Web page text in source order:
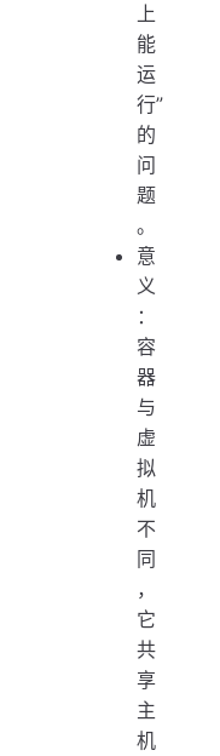
上
能
运
行”
的
问
题
。
意
义
：
容
器
与
虚
拟
机
不
同
，
它
共
享
主
机